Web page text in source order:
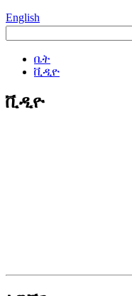
English
ቤት
ቪዲዮ
ቪዲዮ